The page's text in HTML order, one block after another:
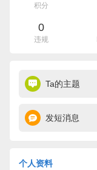
积分
0
违规
Ta的主题
发短消息
个人资料